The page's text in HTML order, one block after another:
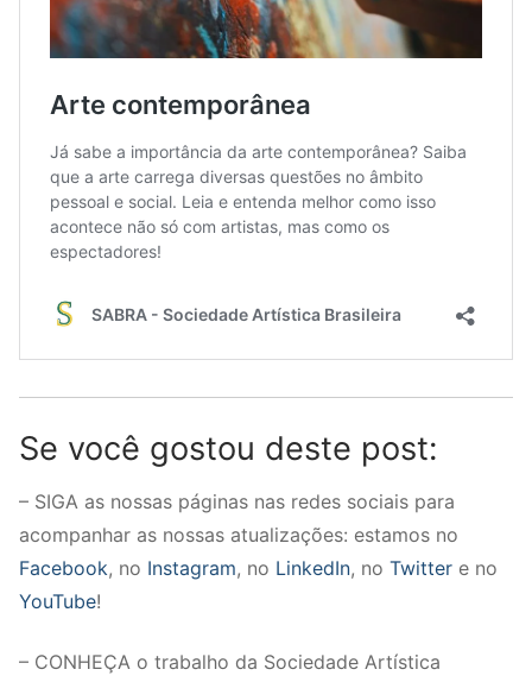
Se você gostou deste post:
– SIGA as nossas páginas nas redes sociais para
acompanhar as nossas atualizações: estamos no
Facebook, no Instagram, no LinkedIn, no Twitter e no
YouTube!
– CONHEÇA o trabalho da Sociedade Artística